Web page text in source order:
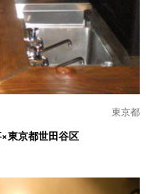
東京都
東京都世田谷区